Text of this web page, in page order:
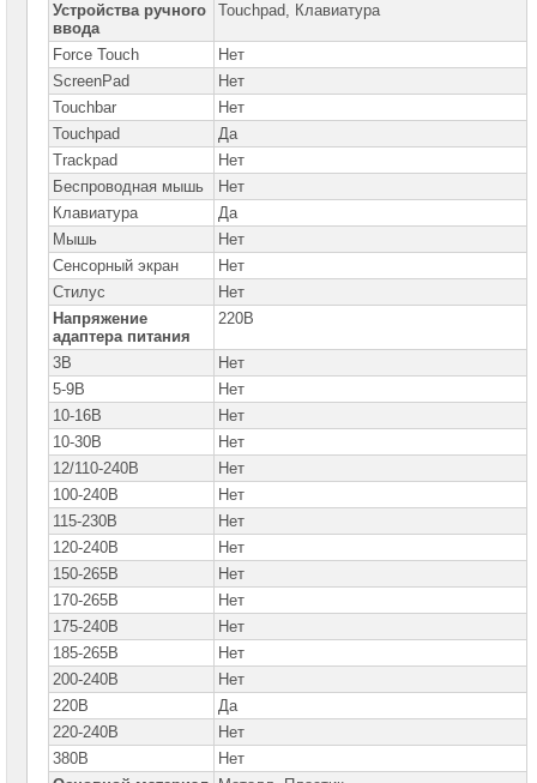
Устройства ручного
ввода
Touchpad, Клавиатура
Force Touch
Нет
ScreenPad
Нет
Touchbar
Нет
Touchpad
Да
Trackpad
Нет
Беспроводная мышь
Нет
Клавиатура
Да
Мышь
Нет
Сенсорный экран
Нет
Стилус
Нет
Напряжение
адаптера питания
220В
3В
Нет
5-9В
Нет
10-16В
Нет
10-30В
Нет
12/110-240В
Нет
100-240В
Нет
115-230В
Нет
120-240В
Нет
150-265В
Нет
170-265В
Нет
175-240В
Нет
185-265В
Нет
200-240В
Нет
220В
Да
220-240В
Нет
380В
Нет